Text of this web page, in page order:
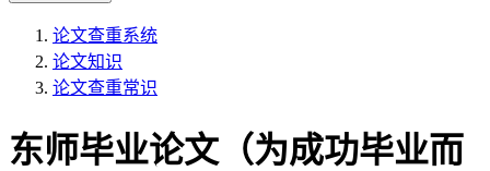
论文查重系统
论文知识
论文查重常识
东师毕业论文（为成功毕业而